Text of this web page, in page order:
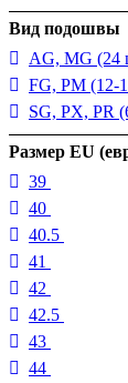
Вид подошвы
AG, MG (24
FG, PM (12-
SG, PX, PR
Размер EU
39
40
40.5
41
42
42.5
43
44